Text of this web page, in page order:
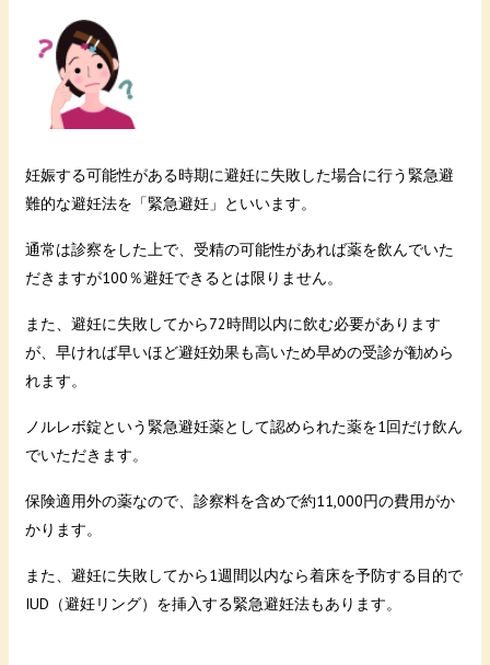
妊娠する可能性がある時期に避妊に失敗した場合に行う緊急避
難的な避妊法を「緊急避妊」といいます。
通常は診察をした上で、受精の可能性があれば薬を飲んでいた
だきますが100％避妊できるとは限りません。
また、避妊に失敗してから72時間以内に飲む必要があります
が、早ければ早いほど避妊効果も高いため早めの受診が勧めら
れます。
ノルレボ錠という緊急避妊薬として認められた薬を1回だけ飲ん
でいただきます。
保険適用外の薬なので、診察料を含めで約11,000円の費用がか
かります。
また、避妊に失敗してから1週間以内なら着床を予防する目的で
IUD（避妊リング）を挿入する緊急避妊法もあります。